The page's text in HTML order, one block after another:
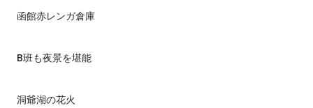
函館赤レンガ倉庫
B班も夜景を堪能
洞爺湖の花火